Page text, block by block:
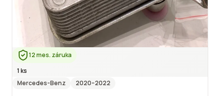
12 mes. záruka
1 ks
Mercedes-Benz
2020–2022